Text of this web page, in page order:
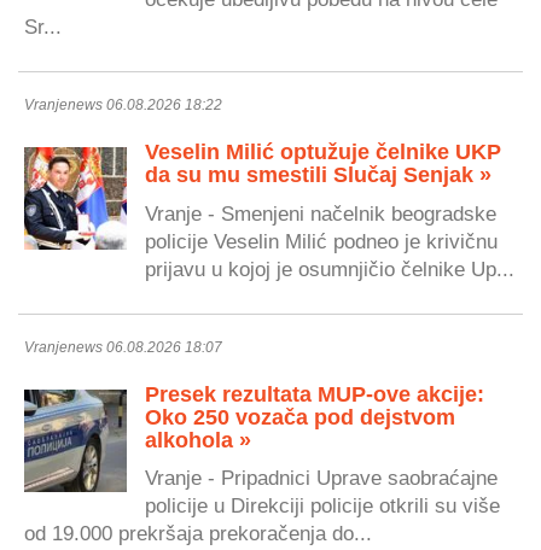
Sr...
Vranjenews 06.08.2026 18:22
Veselin Milić optužuje čelnike UKP
da su mu smestili Slučaj Senjak »
Vranje - Smenjeni načelnik beogradske
policije Veselin Milić podneo je krivičnu
prijavu u kojoj je osumnjičio čelnike Up...
Vranjenews 06.08.2026 18:07
Presek rezultata MUP-ove akcije:
Oko 250 vozača pod dejstvom
alkohola »
Vranje - Pripadnici Uprave saobraćajne
policije u Direkciji policije otkrili su više
od 19.000 prekršaja prekoračenja do...